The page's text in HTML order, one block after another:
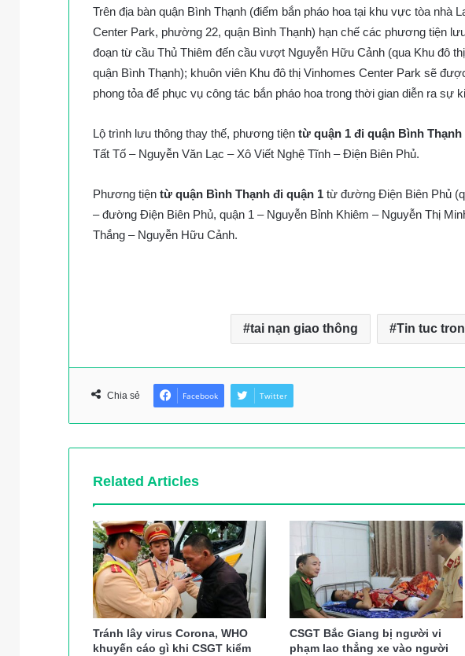
Trên địa bàn quận Bình Thạnh (điểm bắn pháo hoa tại khu vực tòa nhà
Center Park, phường 22, quận Bình Thạnh) hạn chế các phương tiện
đoạn từ cầu Thủ Thiêm đến cầu vượt Nguyễn Hữu Cảnh (qua Khu đô
quận Bình Thạnh); khuôn viên Khu đô thị Vinhomes Center Park sẽ
phong tỏa để phục vụ công tác bắn pháo hoa trong thời gian diễn ra sự
Lộ trình lưu thông thay thế, phương tiện từ quận 1 đi quận Bình Thạnh
Tất Tố – Nguyễn Văn Lạc – Xô Viết Nghệ Tĩnh – Điện Biên Phủ.
Phương tiện từ quận Bình Thạnh đi quận 1 từ đường Điện Biên Phủ
– đường Điện Biên Phủ, quận 1 – Nguyễn Bỉnh Khiêm – Nguyễn Thị
Thắng – Nguyễn Hữu Cảnh.
tai nạn giao thông Tin tuc
Chia sẻ Facebook Twitter
Related Articles
Tránh lây virus Corona, WHO
khuyến cáo gì khi CSGT kiểm
CSGT Bắc Giang bị người vi
phạm lao thẳng xe vào người